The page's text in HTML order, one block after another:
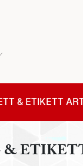
& ETIKETT
&